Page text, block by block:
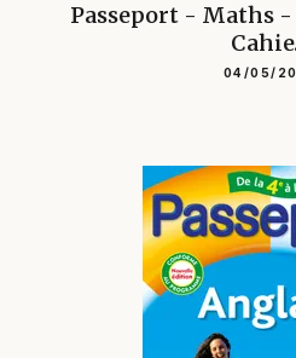
Passeport - Maths -
04/05/